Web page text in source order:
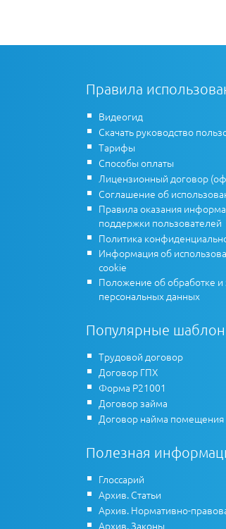
Правила
Видеогид
Скачать руководство
Тарифы
Способы оплаты
Лицензионный договор
Соглашение об
Правила оказания
поддержки пользователей
Политика
Информация об
cookie
Положение об обработке и
персональных данных
Популярные
Трудовой договор
Договор ГПХ
Форма Р21001
Договор займа
Договор найма помещения
Полезная
Глоссарий
Архив. Статьи
Архив. Нормативно-
Архив. Законы